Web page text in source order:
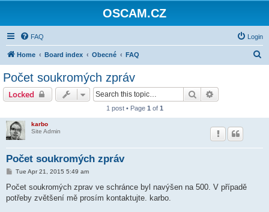
OSCAM.CZ
FAQ Login
Home Board index Obecné FAQ
Počet soukromých zpráv
Locked Search
1 post • Page 1 of 1
karbo
Site Admin
Počet soukromých zpráv
P
s
Tue Apr 21, 2015 5:49 am
Počet soukromých zprav ve schránce byl navýšen na 500. V případě
potřeby zvětšení mě prosím kontaktujte. karbo.